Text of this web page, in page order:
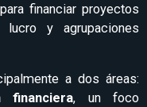
para financiar proyectos
y agrupaciones
a dos áreas:
financiera, un foco